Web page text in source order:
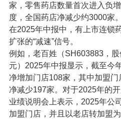
家，零售药店数量首次进入负
度，全国药店净减少约3000家。
在2025年中报中，有上市连锁
扩张的“减速”信号。
例如，老百姓（SH603883，
元）2025年中报显示，截至今
净增加门店108家，其中加盟
净减少197家。对于2025年的
业绩说明会上表示，2025年公
加盟门店，并且以老店转加盟为